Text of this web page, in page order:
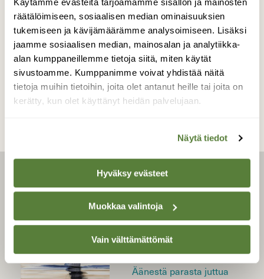
Käytämme evästeitä tarjoamamme sisällön ja mainosten
räätälöimiseen, sosiaalisen median ominaisuuksien
tukemiseen ja kävijämäärämme analysoimiseen. Lisäksi
jaamme sosiaalisen median, mainosalan ja analytiikka-
alan kumppaneillemme tietoja siitä, miten käytät
sivustoamme. Kumppanimme voivat yhdistää näitä
tietoja muihin tietoihin, joita olet antanut heille tai joita on
kerätty, kun olet käyttänyt heidän palvelujaan.
Näytä tiedot
Hyväksy evästeet
Muokkaa valintoja
Vain välttämättömät
jättää suojametsävyöhyke sen ympärille.
Kuvaaja: Kari Etelä
Kilpailun etusivulle
LEHTI
Uusin lehti
Tilaa Suomen Luonto
Tilaa digilukuoikeus
Äänestä parasta juttua